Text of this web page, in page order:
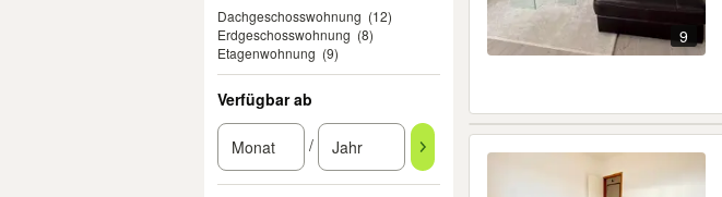
Dachgeschosswohnung (12)
Erdgeschosswohnung (8)
Etagenwohnung (9)
Verfügbar ab
/
9